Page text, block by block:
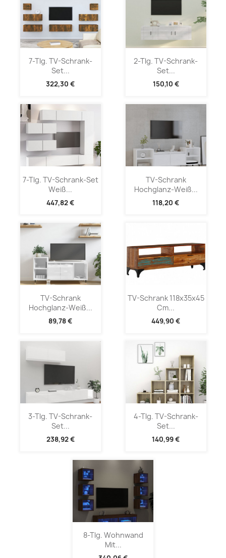
7-Tlg. TV-Schrank-
Set...
322,30 €
2-Tlg. TV-Schrank-
Set...
150,10 €
7-Tlg. TV-Schrank-Set
Weiß...
447,82 €
TV-Schrank
Hochglanz-Weiß...
118,20 €
TV-Schrank
Hochglanz-Weiß...
89,78 €
TV-Schrank 118x35x45
Cm...
449,90 €
3-Tlg. TV-Schrank-
Set...
238,92 €
4-Tlg. TV-Schrank-
Set...
140,99 €
8-Tlg. Wohnwand
Mit...